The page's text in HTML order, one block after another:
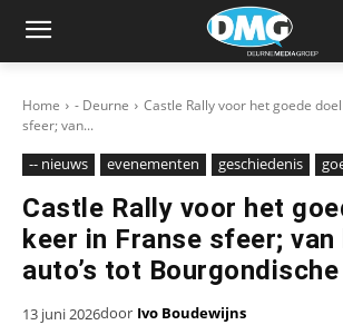
Home - Deurne
Castle Rally voor het goede
sfeer; van...
-- nieuws evenementen geschiedenis
Castle Rally voor het
keer in Franse sfeer;
auto’s tot
13 juni 2026door Ivo Boudewijns